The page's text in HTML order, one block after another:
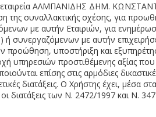
ΑΛΜΠΑΝΙΔΗΣ ΔΗΜ.
της συναλλακτικής σχέσης, για
με αυτήν Εταιριών, για
με αυτήν
προώθηση, υποστήριξη και
υπηρεσιών προστιθέμενης αξίας
επίσης στις αρμόδιες
διατάξεις. Ο Χρήστης έχει, μέσα
διατάξεις των Ν. 2472/1997 και Ν.